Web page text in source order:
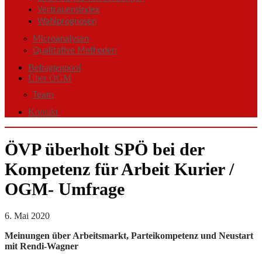
Vertrauensindex
Wahlprognosen
Microanalysen
Qualitative Methoden
Befragtenpool
Über OGM
Team
Kontakt
ÖVP überholt SPÖ bei der
Kompetenz für Arbeit Kurier /
OGM- Umfrage
6. Mai 2020
Meinungen über Arbeitsmarkt, Parteikompetenz und Neustart
mit Rendi-Wagner